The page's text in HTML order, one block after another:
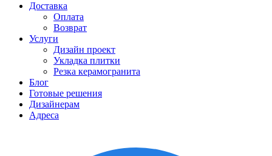
Доставка
Оплата
Возврат
Услуги
Дизайн проект
Укладка плитки
Резка керамогранита
Блог
Готовые решения
Дизайнерам
Адреса